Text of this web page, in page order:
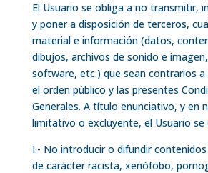
El Usuario se obliga a no transmitir,
y poner a disposición de terceros,
material e información (datos,
dibujos, archivos de sonido e
software, etc.) que sean contrarios a
el orden público y las presentes
Generales. A título enunciativo, y en
limitativo o excluyente, el Usuario
I.- No introducir o difundir
de carácter racista, xenófobo,